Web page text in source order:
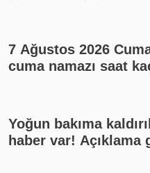
7 Ağustos 2026
cuma namazı saat
Yoğun bakıma
haber var! Açıklama